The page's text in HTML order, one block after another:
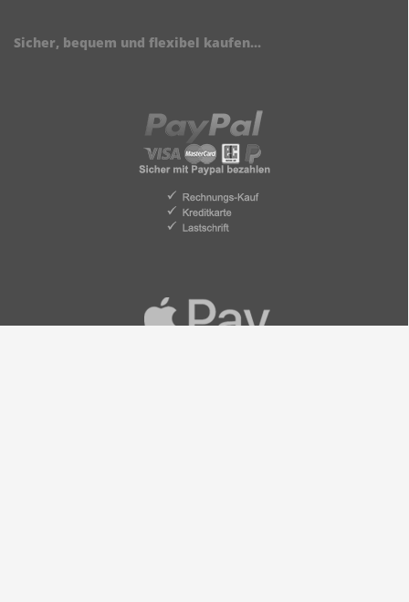
Sicher, bequem und flexibel kaufen...